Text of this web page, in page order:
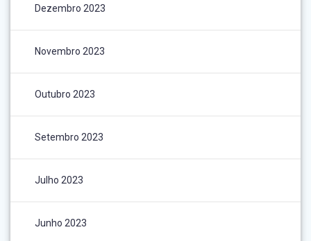
Dezembro 2023
Novembro 2023
Outubro 2023
Setembro 2023
Julho 2023
Junho 2023